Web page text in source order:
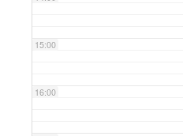
15:00
16:00